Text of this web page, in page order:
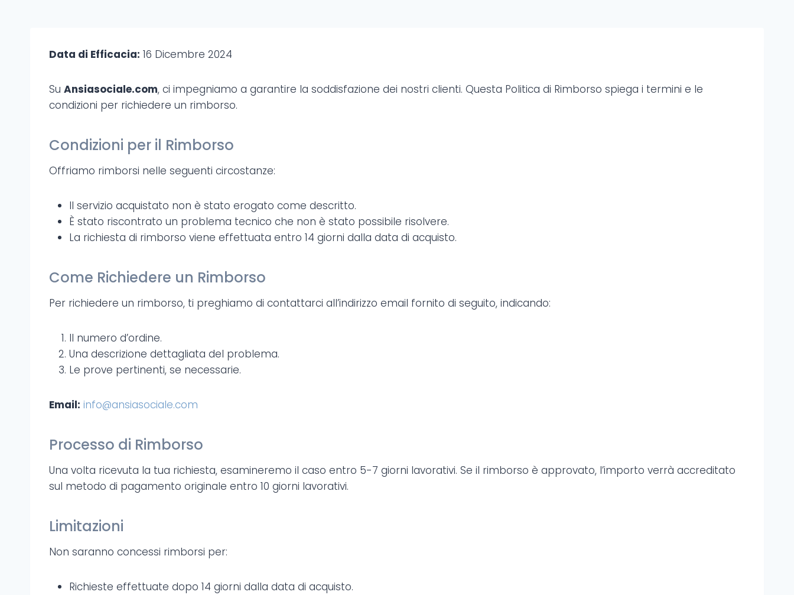
Data di Efficacia: 16 Dicembre 2024
Su Ansiasociale.com, ci impegniamo a garantire la soddisfazione dei nostri clienti. Questa Politica di Rimborso spiega i termini e le
condizioni per richiedere un rimborso.
Condizioni per il Rimborso
Offriamo rimborsi nelle seguenti circostanze:
Il servizio acquistato non è stato erogato come descritto.
È stato riscontrato un problema tecnico che non è stato possibile risolvere.
La richiesta di rimborso viene effettuata entro 14 giorni dalla data di acquisto.
Come Richiedere un Rimborso
Per richiedere un rimborso, ti preghiamo di contattarci all’indirizzo email fornito di seguito, indicando:
Il numero d’ordine.
Una descrizione dettagliata del problema.
Le prove pertinenti, se necessarie.
Email: info@ansiasociale.com
Processo di Rimborso
Una volta ricevuta la tua richiesta, esamineremo il caso entro 5-7 giorni lavorativi. Se il rimborso è approvato, l’importo verrà accreditato
sul metodo di pagamento originale entro 10 giorni lavorativi.
Limitazioni
Non saranno concessi rimborsi per:
Richieste effettuate dopo 14 giorni dalla data di acquisto.